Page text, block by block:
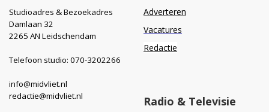
Studioadres & Bezoekadres
Damlaan 32
2265 AN Leidschendam
Telefoon studio: 070-3202266
info@midvliet.nl
redactie@midvliet.nl
Adverteren
Vacatures
Redactie
Radio & Televisie